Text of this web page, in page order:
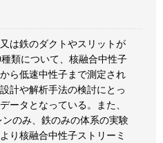
は鉄のダクトやスリットが
類について、核融合中性子
ら低速中性子まで測定され
計や解析手法の検討にとっ
ータとなっている。また、
のみ、鉄のみの体系の実験
り核融合中性子ストリーミ